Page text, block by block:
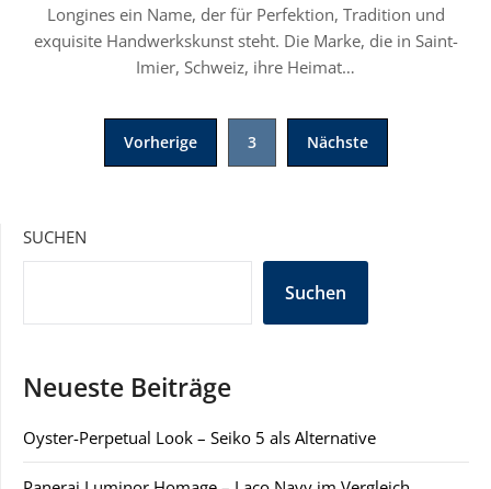
Longines ein Name, der für Perfektion, Tradition und
exquisite Handwerkskunst steht. Die Marke, die in Saint-
Imier, Schweiz, ihre Heimat…
Seitennummerierung
Vorherige 3 Nächste
SUCHEN
Suchen
Neueste Beiträge
Oyster-Perpetual Look – Seiko 5 als Alternative